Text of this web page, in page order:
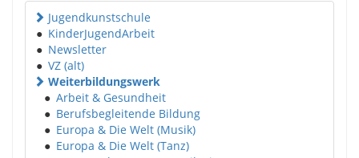
Jugendkunstschule
● KinderJugendArbeit
● Newsletter
● VZ (alt)
Weiterbildungswerk
● Arbeit & Gesundheit
● Berufsbegleitende Bildung
● Europa & Die Welt (Musik)
● Europa & Die Welt (Tanz)